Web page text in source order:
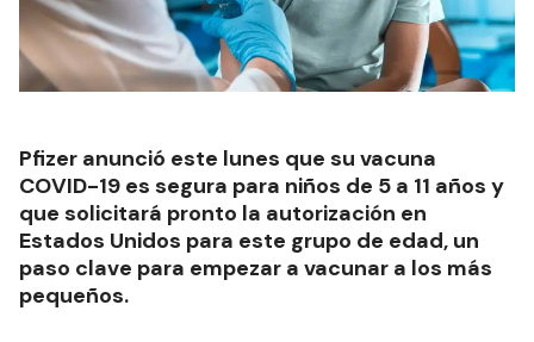
Pfizer anunció este lunes que su vacuna
COVID-19 es segura para niños de 5 a 11 años y
que solicitará pronto la autorización en
Estados Unidos para este grupo de edad, un
paso clave para empezar a vacunar a los más
pequeños.